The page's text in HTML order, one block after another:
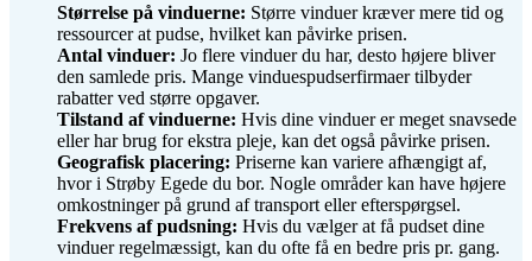
Størrelse på vinduerne: Større vinduer kræver mere tid og
ressourcer at pudse, hvilket kan påvirke prisen.
Antal vinduer: Jo flere vinduer du har, desto højere bliver
den samlede pris. Mange vinduespudserfirmaer tilbyder
rabatter ved større opgaver.
Tilstand af vinduerne: Hvis dine vinduer er meget snavsede
eller har brug for ekstra pleje, kan det også påvirke prisen.
Geografisk placering: Priserne kan variere afhængigt af,
hvor i Strøby Egede du bor. Nogle områder kan have højere
omkostninger på grund af transport eller efterspørgsel.
Frekvens af pudsning: Hvis du vælger at få pudset dine
vinduer regelmæssigt, kan du ofte få en bedre pris pr. gang.